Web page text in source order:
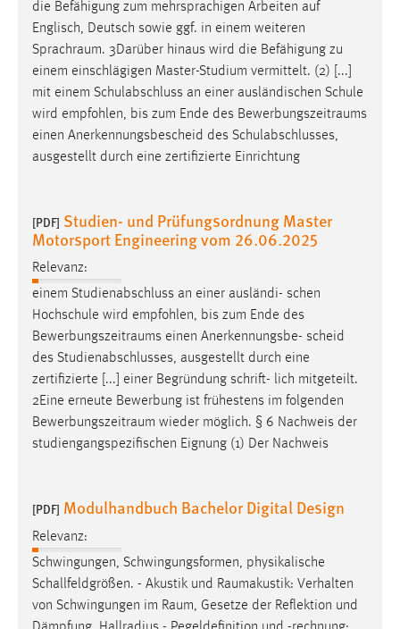
die Befähigung zum mehrsprachigen Arbeiten auf
Englisch, Deutsch sowie ggf. in einem weiteren
Sprachraum. 3Darüber hinaus wird die Befähigung zu
einem einschlägigen Master-Studium vermittelt. (2) [...]
mit einem Schulabschluss an einer ausländischen Schule
wird empfohlen, bis zum Ende des Bewerbungszeitraums
einen Anerkennungsbescheid des Schulabschlusses,
ausgestellt durch eine zertifizierte Einrichtung
[PDF] Studien- und Prüfungsordnung Master
Motorsport Engineering vom 26.06.2025
Relevanz:
einem Studienabschluss an einer ausländi- schen
Hochschule wird empfohlen, bis zum Ende des
Bewerbungszeitraums einen Anerkennungsbe- scheid
des Studienabschlusses, ausgestellt durch eine
zertifizierte [...] einer Begründung schrift- lich mitgeteilt.
2Eine erneute Bewerbung ist frühestens im folgenden
Bewerbungszeitraum wieder möglich. § 6 Nachweis der
studiengangspezifischen Eignung (1) Der Nachweis
[PDF] Modulhandbuch Bachelor Digital Design
Relevanz:
Schwingungen, Schwingungsformen, physikalische
Schallfeldgrößen. - Akustik und Raumakustik: Verhalten
von Schwingungen im Raum, Gesetze der Reflektion und
EXTERNE MEDIEN
Um Inhalte von Videoplattformen und Social Media
Plattformen anzeigen zu können, werden von diesen
externen Medien Cookies gesetzt.
YouTube